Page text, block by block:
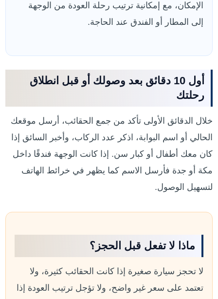
الإمكان، مع إمكانية ترتيب رحلة العودة من الوجهة
إلى المطار أو الفندق عند الحاجة.
أول 10 دقائق بعد وصولك أو قبل انطلاق
رحلتك
خلال الدقائق الأولى تأكد من جمع الحقائب، أرسل موقعك
الحالي أو اسم البوابة، اذكر عدد الركاب، وأخبر السائق إذا
كان معك أطفال أو كبار سن. إذا كانت الوجهة فندقًا داخل
مكة أو جدة فأرسل الاسم كما يظهر في خرائط الهاتف
لتسهيل الوصول.
ماذا لا تفعل قبل الحجز؟
لا تحجز سيارة صغيرة إذا كانت الحقائب كثيرة، ولا
تعتمد على سعر غير واضح، ولا تؤجل ترتيب العودة إذا